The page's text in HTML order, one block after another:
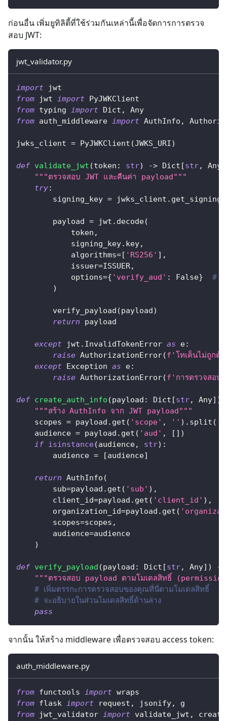
ก่อนอื่น เพิ่มยูทิลิตี้ที่ใช้ร่วมกันเหล่านี้เพื่อจัดการการตรวจ
สอบ JWT:
jwt_validator.py
import jwt
from jwt import PyJWKClient
from typing import Dict ,
Any
from auth_middleware import AuthInfo ,
jwks_client = PyJWKClient (JWKS_URI)
def validate_jwt (token : str) -> Dict [str, Any
"""ตรวจสอบ JWT และคืนค่า payload"""
try:
        signing_key
= jwks_client .
        payload
= jwt . decode(
            token
,
            signing_key
. key,
            algorithms
=[ 'RS256' ] ,
            issuer
=ISSUER,
            options
={ 'verify_aud' : False}
# เ
)
        verify_payload
(payload)
return payload
except jwt . InvalidTokenError as e:
raise AuthorizationError(f'โทเค็นไม่ถูกต้
except Exception as e:
raise AuthorizationError(f'การตรวจสอบ
def create_auth_info (payload : Dict [str, Any] )
"""สร้าง AuthInfo จาก JWT payload"""
    scopes
= payload . get ( 'scope' , '' ) . split ( '
    audience
= payload . get ( 'aud' , [ ] )
if isinstance(audience, str) :
        audience
= [audience]
return AuthInfo (
        sub
=payload . get ( 'sub' ) ,
        client_id
=payload . get ( 'client_id' ) ,
        organization_id
=payload . get (
        scopes
=scopes ,
        audience
=audience
)
def verify_payload (payload : Dict [str, Any] ) -
"""ตรวจสอบ payload ตามโมเดลสิทธิ์
# เพิ่มตรรกะการตรวจสอบของคุณที่นี่ตามโมเดลสิทธิ์
# จะอธิบายในส่วนโมเดลสิทธิ์ด้านล่าง
pass
จากนั้น ให้สร้าง middleware เพื่อตรวจสอบ access token:
auth_middleware.py
from functools import wraps
from flask import request , jsonify,
g
from jwt_validator import validate_jwt ,